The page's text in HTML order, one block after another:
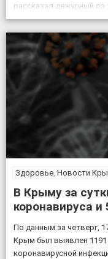
рассказал дежурный
«Кировская».
пути в установленном
подаваемые
Здоровье Новости
В Крыму за
коронавируса и
По данным за четверг,
Крым был выявлен 1191
коронавирусной